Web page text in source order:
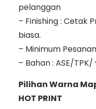
pelanggan
– Finishing : Cetak
biasa.
– Minimum
– Bahan : ASE/TPK/
Pilihan Warna
HOT PRINT